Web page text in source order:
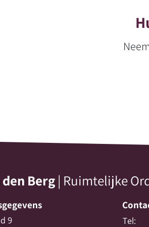
den Berg| Ruimtelijke
9 Tel: